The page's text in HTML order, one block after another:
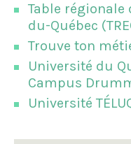
Table régionale
du-Québec
Trouve ton
Université du
Campus
Université